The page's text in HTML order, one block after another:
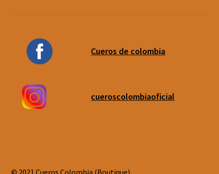
Cueros de colombia
cueroscolombiaoficial
© 2021 Cueros Colombia (Boutique)